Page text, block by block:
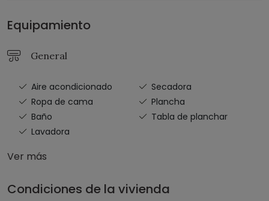
Equipamiento
General
Aire acondicionado
Ropa de cama
Baño
Lavadora
Secadora
Plancha
Tabla de planchar
Ver más
Condiciones de la vivienda